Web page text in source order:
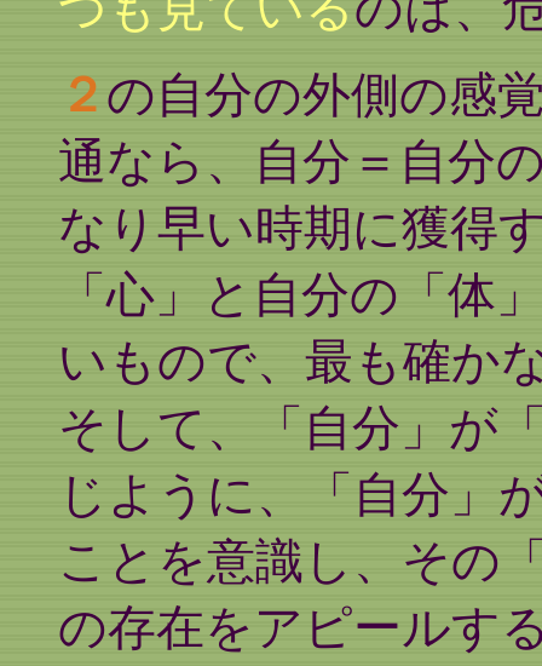
２ の自分の外側の感
通なら、自分＝自分
なり早い時期に獲得
「心」と自分の「体
いもので、最も確か
そして、「自分」が
じように、「自分」
ことを意識し、その
の存在をアピールす